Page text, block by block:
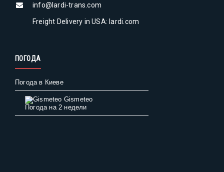
info@lardi-trans.com
Freight Delivery in USA: lardi.com
ПОГОДА
Погода в Киеве
Gismeteo
Погода на 2 недели